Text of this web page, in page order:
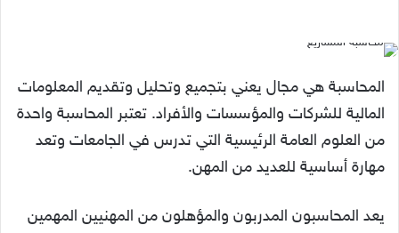
المحاسبة هي مجال يعني بتجميع وتحليل وتقديم المعلومات
المالية للشركات والمؤسسات والأفراد. تعتبر المحاسبة واحدة
من العلوم العامة الرئيسية التي تدرس في الجامعات وتعد
مهارة أساسية للعديد من المهن.
يعد المحاسبون المدربون والمؤهلون من المهنيين المهمين